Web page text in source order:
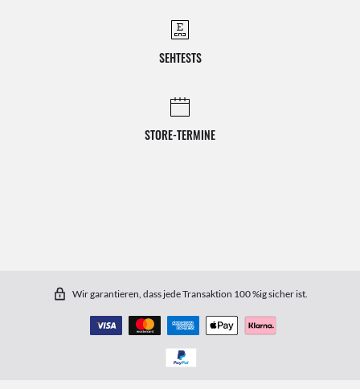
SEHTESTS
STORE-TERMINE
Wir garantieren, dass jede Transaktion 100 %ig sicher ist.